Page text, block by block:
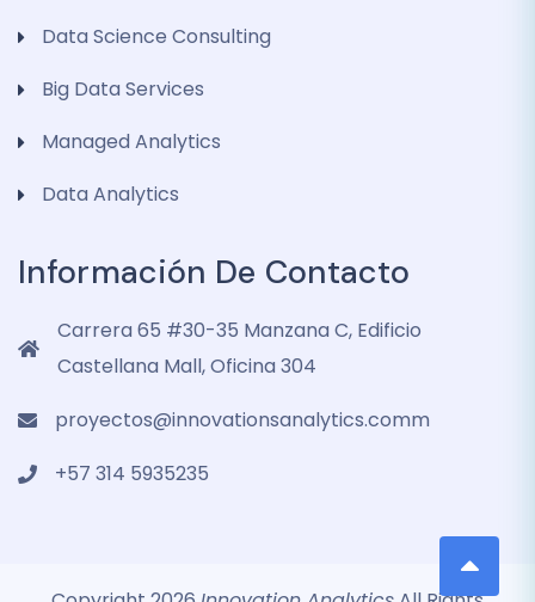
Data Science Consulting
Big Data Services
Managed Analytics
Data Analytics
Información De Contacto
Carrera 65 #30-35 Manzana C, Edificio
Castellana Mall, Oficina 304
proyectos@innovationsanalytics.comm
+57 314 5935235‬